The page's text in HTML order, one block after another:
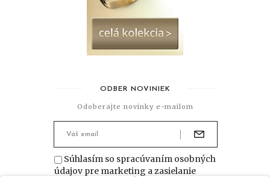
ODBER NOVINIEK
Odoberajte novinky e-mailom
Súhlasím so spracúvaním osobných
údajov pre marketing a zasielanie